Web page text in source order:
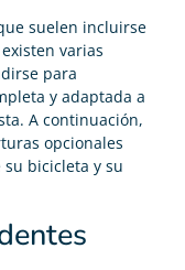
suelen incluirse
varias
para
y adaptada a
A continuación,
opcionales
bicicleta y su